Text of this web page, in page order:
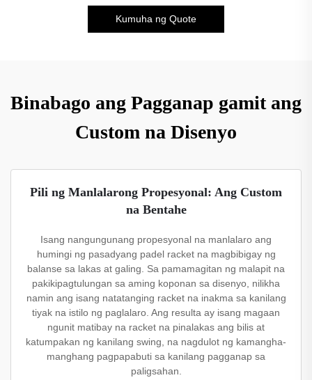
Kumuha ng Quote
Binabago ang Pagganap gamit ang
Custom na Disenyo
Pili ng Manlalarong Propesyonal: Ang Custom
na Bentahe
Isang nangungunang propesyonal na manlalaro ang
humingi ng pasadyang padel racket na magbibigay ng
balanse sa lakas at galing. Sa pamamagitan ng malapit na
pakikipagtulungan sa aming koponan sa disenyo, nilikha
namin ang isang natatanging racket na inakma sa kanilang
tiyak na istilo ng paglalaro. Ang resulta ay isang magaan
ngunit matibay na racket na pinalakas ang bilis at
katumpakan ng kanilang swing, na nagdulot ng kamangha-
manghang pagpapabuti sa kanilang pagganap sa
paligsahan.